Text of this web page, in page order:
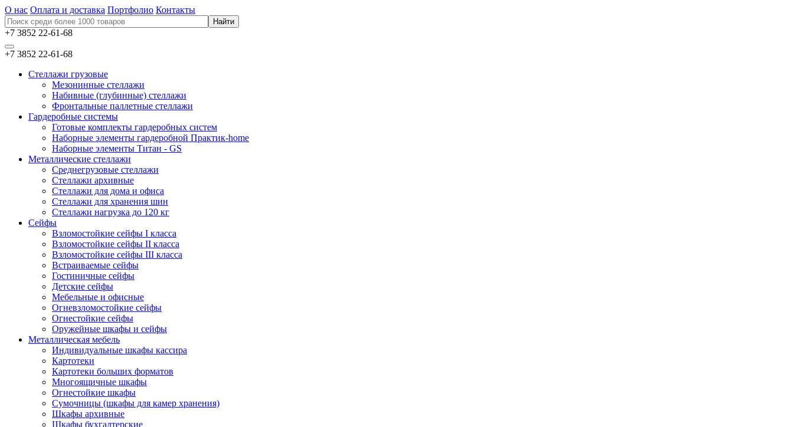
О нас Оплата и доставка Портфолио Контакты
+7 3852 22-61-68
+7 3852 22-61-68
Стеллажи грузовые
Мезонинные стеллажи
Набивные (глубинные) стеллажи
Фронтальные паллетные стеллажи
Гардеробные системы
Готовые комплекты гардеробных систем
Наборные элементы гардеробной Практик-home
Наборные элементы Титан - GS
Металлические стеллажи
Среднегрузовые стеллажи
Стеллажи архивные
Стеллажи для дома и офиса
Стеллажи для хранения шин
Стеллажи нагрузка до 120 кг
Сейфы
Взломостойкие сейфы I класса
Взломостойкие сейфы II класса
Взломостойкие сейфы III класса
Встраиваемые сейфы
Гостиничные сейфы
Детские сейфы
Мебельные и офисные
Огневзломостойкие сейфы
Огнестойкие сейфы
Оружейные шкафы и сейфы
Металлическая мебель
Индивидуальные шкафы кассира
Картотеки
Картотеки больших форматов
Многоящичные шкафы
Огнестойкие шкафы
Сумочницы (шкафы для камер хранения)
Шкафы архивные
Шкафы бухгалтерские